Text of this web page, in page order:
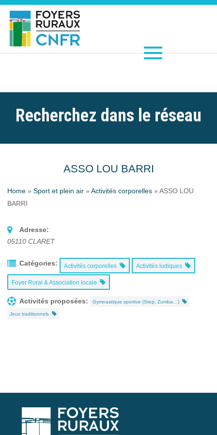
Recherchez dans le réseau
ASSO LOU BARRI
Home » Sport et plein air » Activités corporelles » ASSO LOU
BARRI
Adresse:
05110 CLARET
Catégories: Activités corporelles Activités ludiques
Foyer Rural & Association locale
Activités proposées: Gymnastique sportive (Step, Zumba…)
Jeux traditionnels